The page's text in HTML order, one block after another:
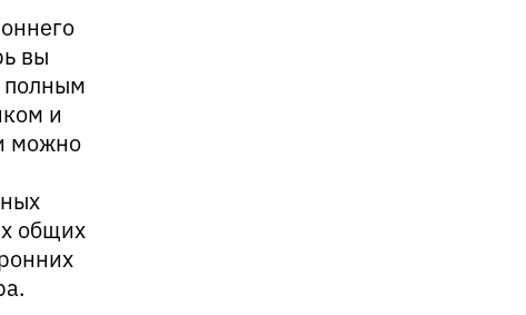
вы
полным
и
можно
общих